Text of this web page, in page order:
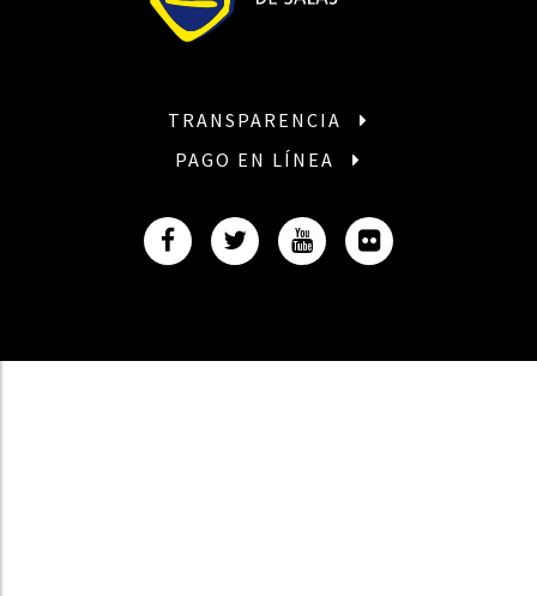
TRANSPARENCIA
PAGO EN LÍNEA